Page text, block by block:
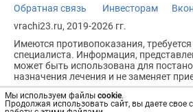
Мы используем файлы cookie.
Продолжая использовать сайт, вы даете свое
Обратная связь Инвесторам
vrachi23.ru, 2019-2026 гг.
Имеются противопоказания,
специалиста. Информация,
может быть использована для
назначения лечения и не заменяет
Возрастное ограничение: 18+